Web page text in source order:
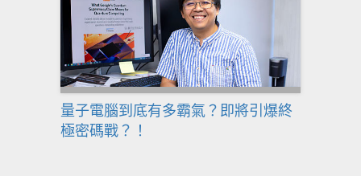
專家之一。
量子電腦到底有多霸氣？即將引爆終
極密碼戰？！